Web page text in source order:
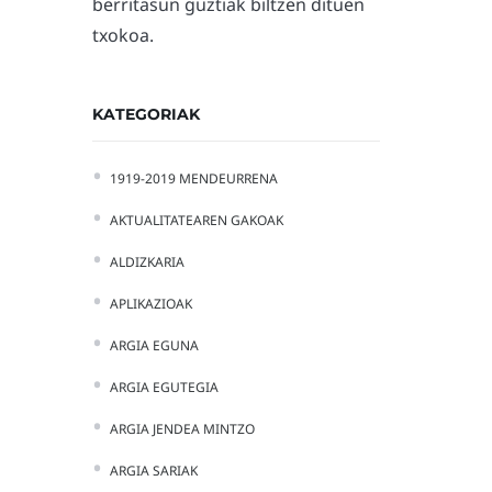
txokoa.
KATEGORIAK
1919-2019 MENDEURRENA
AKTUALITATEAREN GAKOAK
ALDIZKARIA
APLIKAZIOAK
ARGIA EGUNA
ARGIA EGUTEGIA
ARGIA JENDEA MINTZO
ARGIA SARIAK